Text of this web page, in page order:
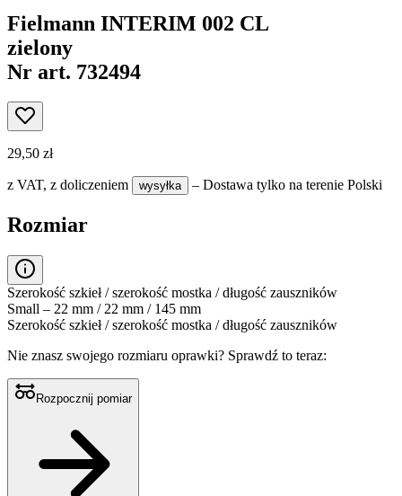
Fielmann INTERIM 002 CL
zielony
Nr art. 732494
29,50 zł
z VAT, z doliczeniem wysyłka – Dostawa tylko na terenie Polski
Rozmiar
Szerokość szkieł / szerokość mostka / długość zauszników
Small – 22 mm / 22 mm / 145 mm
Szerokość szkieł / szerokość mostka / długość zauszników
Nie znasz swojego rozmiaru oprawki? Sprawdź to teraz:
Rozpocznij pomiar